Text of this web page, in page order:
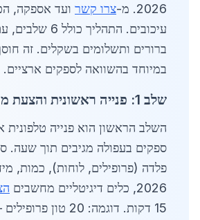
2026. מ-
צרו קשר ועד אספקה,
עיכובים. התהליך
ברורים ותשלומים בשקלים. זה
במיוחד בהשוואה לספקים ארציים.
שלב 1: פנייה ראשונית והצעת מחיר
השלב הראשון הוא פנייה
ספקים בעפולה מגיבים תוך שעה.
פלדה (פרופילים, לוחות), כמות,
2026, כלים דיגיטליים מחשבים